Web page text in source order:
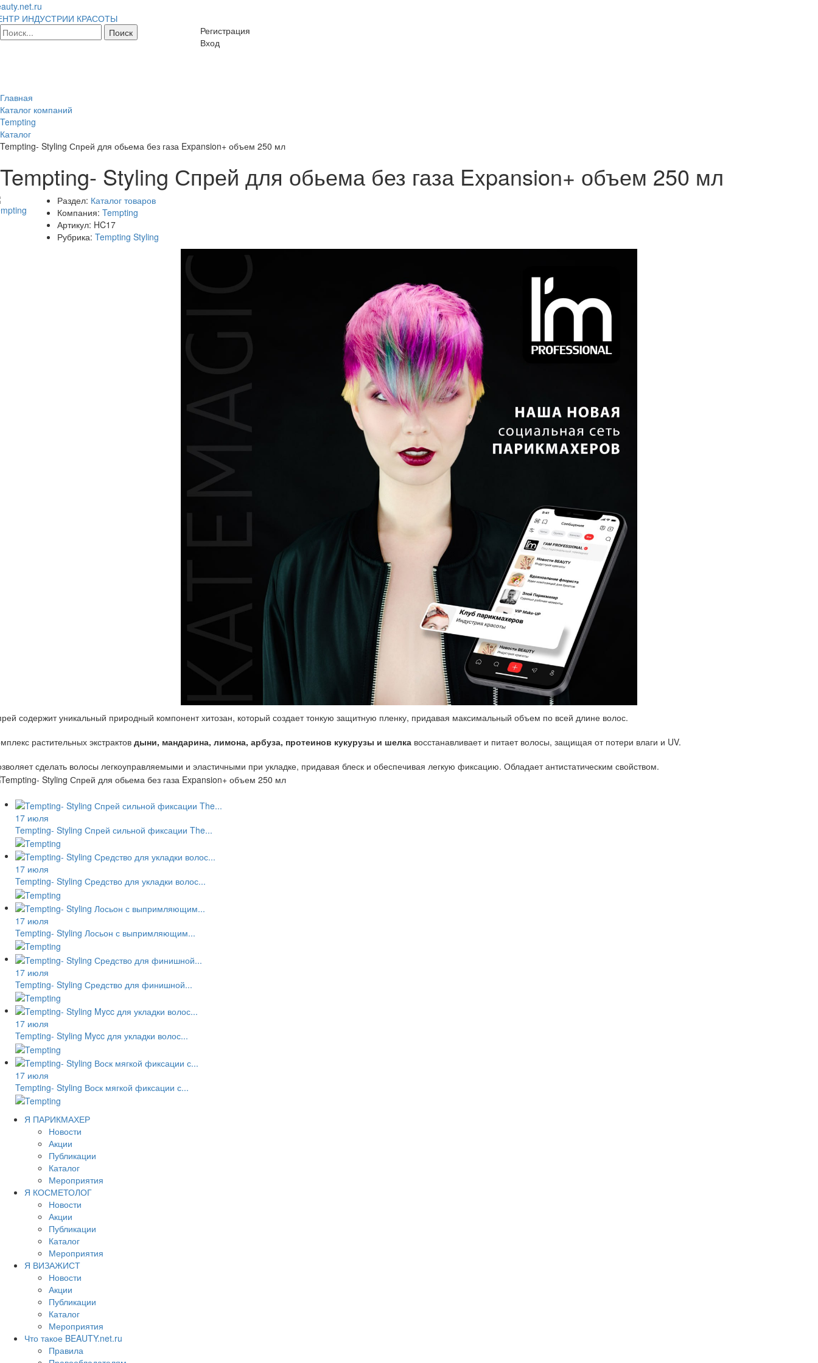
ИНДУСТРИИ КРАСОТЫ
Регистрация
Вход
Главная
Каталог компаний
Tempting
Каталог
Tempting- Styling Спрей для обьема без газа Expansion+ объем 250 мл
Tempting- Styling Спрей для обьема без газа Expansion+ объем 250 мл
Раздел: Каталог товаров
Компания: Tempting
Артикул: HC17
Рубрика: Tempting Styling
содержит уникальный природный компонент хитозан, который создает тонкую защитную пленку, придавая максимальный объем по всей длине волос.
растительных экстрактов дыни, мандарина, лимона, арбуза, протеинов кукурузы и шелка восстанавливает и питает волосы, защищая от потери влаги и UV.
сделать волосы легкоуправляемыми и эластичными при укладке, придавая блеск и обеспечивая легкую фиксацию. Обладает антистатическим свойством.
17 июля
Tempting- Styling Спрей сильной фиксации The...
17 июля
Tempting- Styling Средство для укладки волос...
17 июля
Tempting- Styling Лосьон с выпримляющим...
17 июля
Tempting- Styling Средство для финишной...
17 июля
Tempting- Styling Mycc для укладки волос...
17 июля
Tempting- Styling Воск мягкой фиксации с...
Я ПАРИКМАХЕР
Новости
Акции
Публикации
Каталог
Мероприятия
Я КОСМЕТОЛОГ
Новости
Акции
Публикации
Каталог
Мероприятия
Я ВИЗАЖИСТ
Новости
Акции
Публикации
Каталог
Мероприятия
Что такое BEAUTY.net.ru
Правила